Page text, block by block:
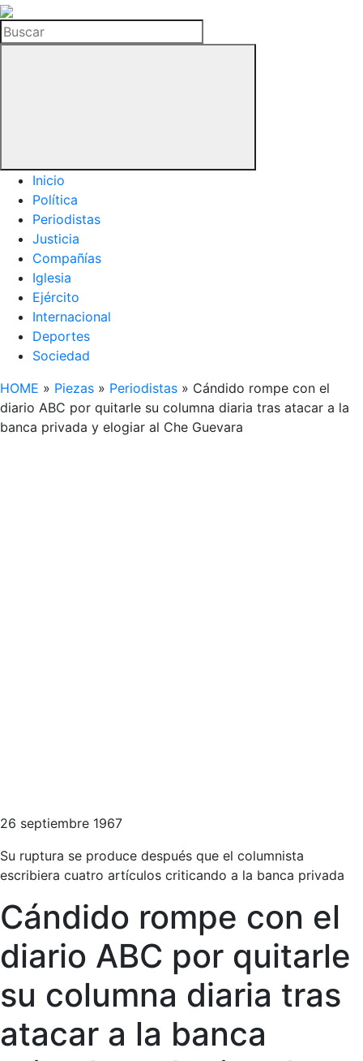
La
Hemeroteca
del
Buscar
Inicio
Política
Periodistas
Justicia
Compañías
Iglesia
Ejército
Internacional
Deportes
Sociedad
HOME » Piezas » Periodistas » Cándido rompe con el
diario ABC por quitarle su columna diaria tras atacar a la
banca privada y elogiar al Che Guevara
26 septiembre 1967
Su ruptura se produce después que el columnista
escribiera cuatro artículos criticando a la banca privada
Cándido rompe con el
diario ABC por quitarle
su columna diaria tras
atacar a la banca